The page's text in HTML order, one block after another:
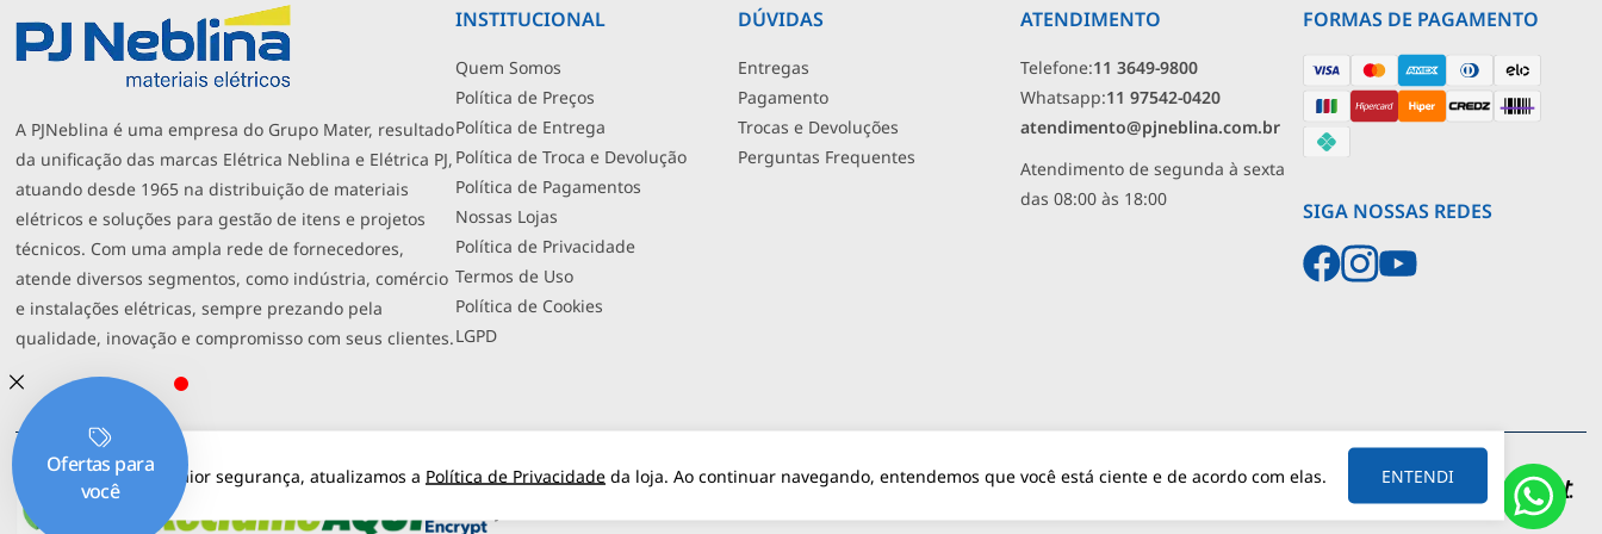
Para sua maior segurança, atualizamos a Política de Privacidade da loja. Ao continuar navegando, entendemos que você está ciente e de acordo com elas. ENTENDI
A PJNeblina é uma empresa do Grupo Mater, resultado
da unificação das marcas Elétrica Neblina e Elétrica PJ,
atuando desde 1965 na distribuição de materiais
elétricos e soluções para gestão de itens e projetos
técnicos. Com uma ampla rede de fornecedores,
atende diversos segmentos, como indústria, comércio
e instalações elétricas, sempre prezando pela
qualidade, inovação e compromisso com seus clientes.
INSTITUCIONAL
Quem Somos
Política de Preços
Política de Entrega
Política de Troca e Devolução
Política de Pagamentos
Nossas Lojas
Política de Privacidade
Termos de Uso
Política de Cookies
LGPD
DÚVIDAS
Entregas
Pagamento
Trocas e Devoluções
Perguntas Frequentes
ATENDIMENTO
Telefone:11 3649-9800
Whatsapp:11 97542-0420
atendimento@pjneblina.com.br
Atendimento de segunda à sexta
das 08:00 às 18:00
FORMAS DE PAGAMENTO
SIGA NOSSAS REDES
SEGURANÇA
PJNEBLINA - LOJA MATERIAIS
(11) 97542-
RUA MERGENTHALER,
VILA
05311-
SÃO
SP57.158.057/0001-